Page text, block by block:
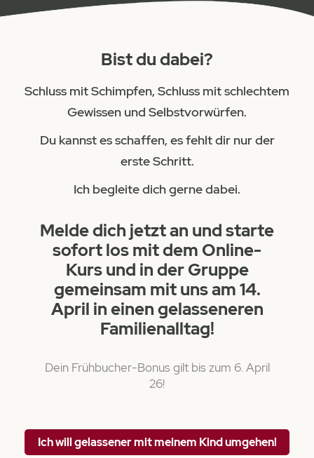
Bist du dabei?
Schluss mit Schimpfen, Schluss mit schlechtem
Gewissen und Selbstvorwürfen.
Du kannst es schaffen, es fehlt dir nur der
erste Schritt.
Ich begleite dich gerne dabei.
Melde dich jetzt an und starte
sofort los mit dem Online-
Kurs und in der Gruppe
gemeinsam mit uns am 14.
April in einen gelasseneren
Familienalltag!
Dein Frühbucher-Bonus gilt bis zum 6. April
26!
Ich will gelassener mit meinem Kind umgehen!